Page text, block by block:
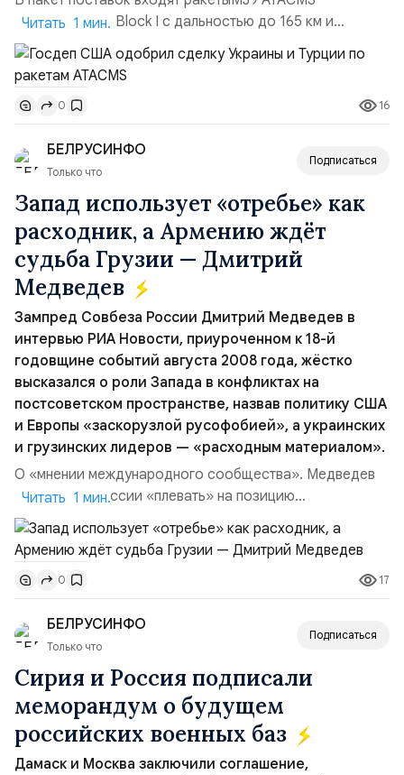
(модификация Block I с дальностью до 165 км и
кассетной боевой частью), 12 пусковых
установокM270 MLRS, а также тысячи кассетных
боеприпасов. Общая стоимость двух пакетов
превышает $280 млн Передачу организуют через
турецкие, болгарские и американские оборонные
компании. В Госдепе отметили, что сделка «отвеч...
Читать 1 мин.
0 16
БЕЛРУСИНФО
Только что
Подписаться
Запад использует «отребье» как
расходник, а Армению ждёт
судьба Грузии — Дмитрий
Медведев
Зампред Совбеза России Дмитрий Медведев в
интервью РИА Новости, приуроченном к 18-й
годовщине событий августа 2008 года, жёстко
высказался о роли Запада в конфликтах на
постсоветском пространстве, назвав политику США
и Европы «заскорузлой русофобией», а украинских
и грузинских лидеров — «расходным материалом».
О «мнении международного сообщества». Медведев
заявил, что России «плевать» на позицию
коллективного Запада, который пытается нанести ей
стратегическое поражение. При этом он подчеркнул
важность диалога с мировым большинством — Китаем,
Индией, странами БРИКС и ШОС. «В конечном счёте
важнее всего национальные интересы России», —
отметил он...
Читать 1 мин.
0 17
БЕЛРУСИНФО
Только что
Подписаться
Сирия и Россия подписали
меморандум о будущем
российских военных баз
Дамаск и Москва заключили соглашение,